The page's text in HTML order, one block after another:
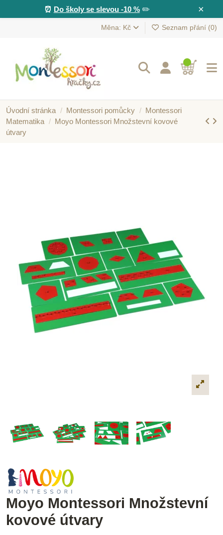
×
⏰ Do školy se slevou -10 %✏️
Měna: Kč Seznam přání (0)
Úvodní stránka Montessori pomůcky
Montessori
Matematika
Moyo Montessori Množstevní kovové
útvary
Moyo Montessori Množstevní
kovové útvary